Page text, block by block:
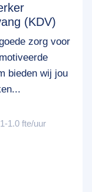
(KDV)
zorg voor
bieden wij jou
1.0 fte/uur